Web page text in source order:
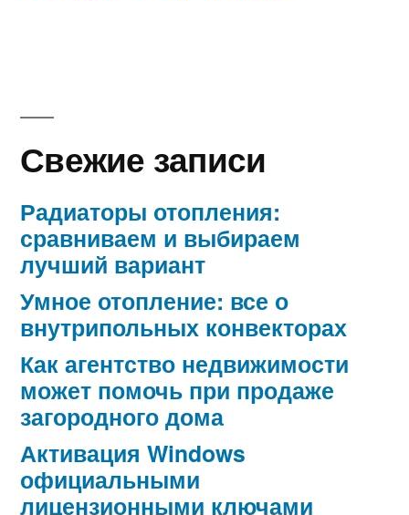
Свежие записи
Радиаторы отопления:
сравниваем и выбираем
лучший вариант
Умное отопление: все о
внутрипольных конвекторах
Как агентство недвижимости
может помочь при продаже
загородного дома
Активация Windows
официальными
лицензионными ключами